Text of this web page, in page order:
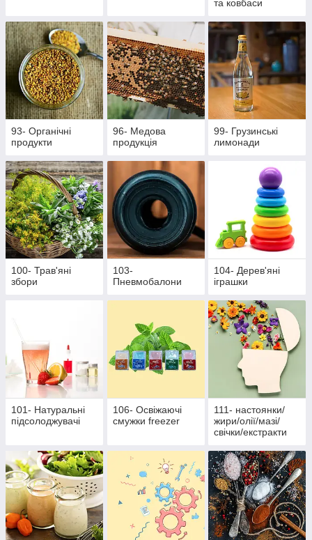
та ковбаси
93- Органічні
продукти
96- Медова
продукція
99- Грузинські
лимонади
100- Трав'яні
збори
103-
Пневмобалони
104- Дерев'яні
іграшки
101- Натуральні
підсолоджувачі
106- Освіжаючі
смужки freezer
111- настоянки/
жири/олії/мазі/
свічки/екстракти